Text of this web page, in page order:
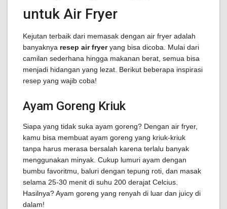
untuk Air Fryer
Kejutan terbaik dari memasak dengan air fryer adalah
banyaknya resep air fryeryang bisa dicoba. Mulai dari
camilan sederhana hingga makanan berat, semua bisa
menjadi hidangan yang lezat. Berikut beberapa inspirasi
resep yang wajib coba!
Ayam Goreng Kriuk
Siapa yang tidak suka ayam goreng? Dengan air fryer,
kamu bisa membuat ayam goreng yang kriuk-kriuk
tanpa harus merasa bersalah karena terlalu banyak
menggunakan minyak. Cukup lumuri ayam dengan
bumbu favoritmu, baluri dengan tepung roti, dan masak
selama 25-30 menit di suhu 200 derajat Celcius.
Hasilnya? Ayam goreng yang renyah di luar dan juicy di
dalam!